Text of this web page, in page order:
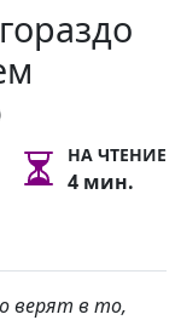
НА ЧТЕНИЕ
4 мин.
верят в то,